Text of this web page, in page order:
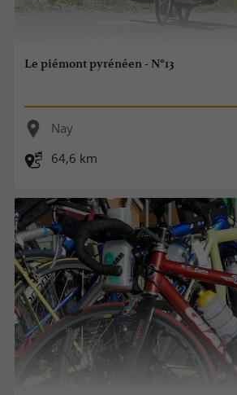
Le piémont pyrénéen - N°13
Nay
64,6 km